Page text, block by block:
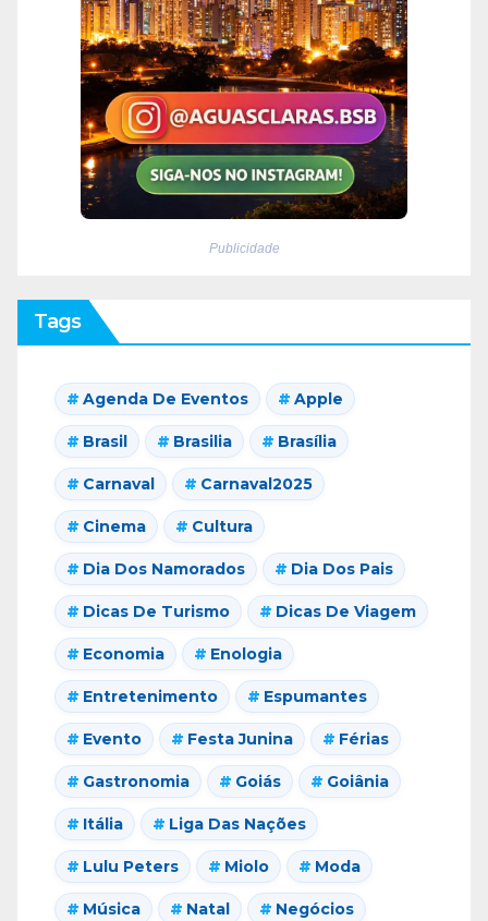
Publicidade
Tags
Agenda De Eventos Apple
Brasil Brasilia Brasília
Carnaval Carnaval2025
Cinema Cultura
Dia Dos Namorados Dia Dos Pais
Dicas De Turismo Dicas De Viagem
Economia Enologia
Entretenimento Espumantes
Evento Festa Junina Férias
Gastronomia Goiás Goiânia
Itália Liga Das Nações
Lulu Peters Miolo Moda
Música Natal Negócios